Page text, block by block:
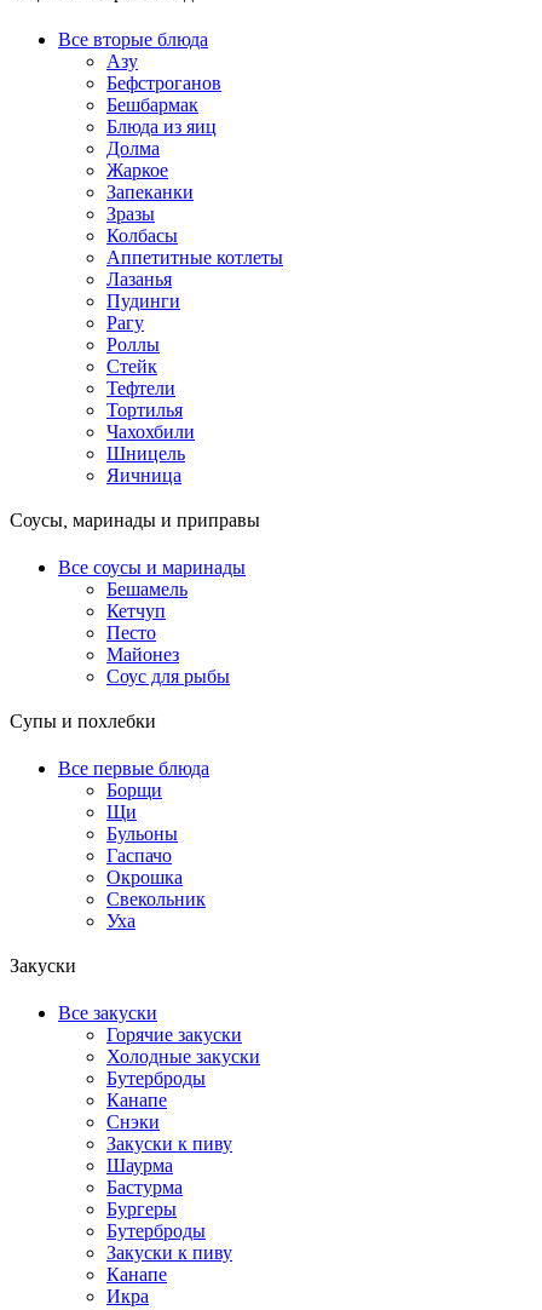
Все вторые блюда
Азу
Бефстроганов
Бешбармак
Блюда из яиц
Долма
Жаркое
Запеканки
Зразы
Колбасы
Аппетитные котлеты
Лазанья
Пудинги
Рагу
Роллы
Стейк
Тефтели
Тортилья
Чахохбили
Шницель
Яичница
Соусы, маринады и приправы
Все соусы и маринады
Бешамель
Кетчуп
Песто
Майонез
Соус для рыбы
Супы и похлебки
Все первые блюда
Борщи
Щи
Бульоны
Гаспачо
Окрошка
Свекольник
Уха
Закуски
Все закуски
Горячие закуски
Холодные закуски
Бутерброды
Канапе
Снэки
Закуски к пиву
Шаурма
Бастурма
Бургеры
Бутерброды
Закуски к пиву
Канапе
Икра